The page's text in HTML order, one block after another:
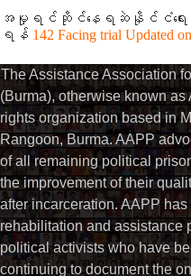
အမှုရင်ဆိုင်နေရဆဲနိုင်ငံရေးအကျဉ်
ရန် 142 Facing trial Updated
The Assistance Association
(Burma), otherwise known as
rights organization based in
Rangoon, Burma. AAPP
of all remaining political
the improvement of their
after incarceration. AAPP
rehabilitation and assistance
political activists who have
continuing to document the